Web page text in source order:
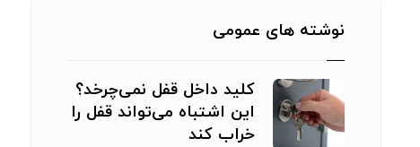
نوشته های عمومی
کلید داخل قفل نمی‌چرخد؟
این اشتباه می‌تواند قفل را
خراب کند